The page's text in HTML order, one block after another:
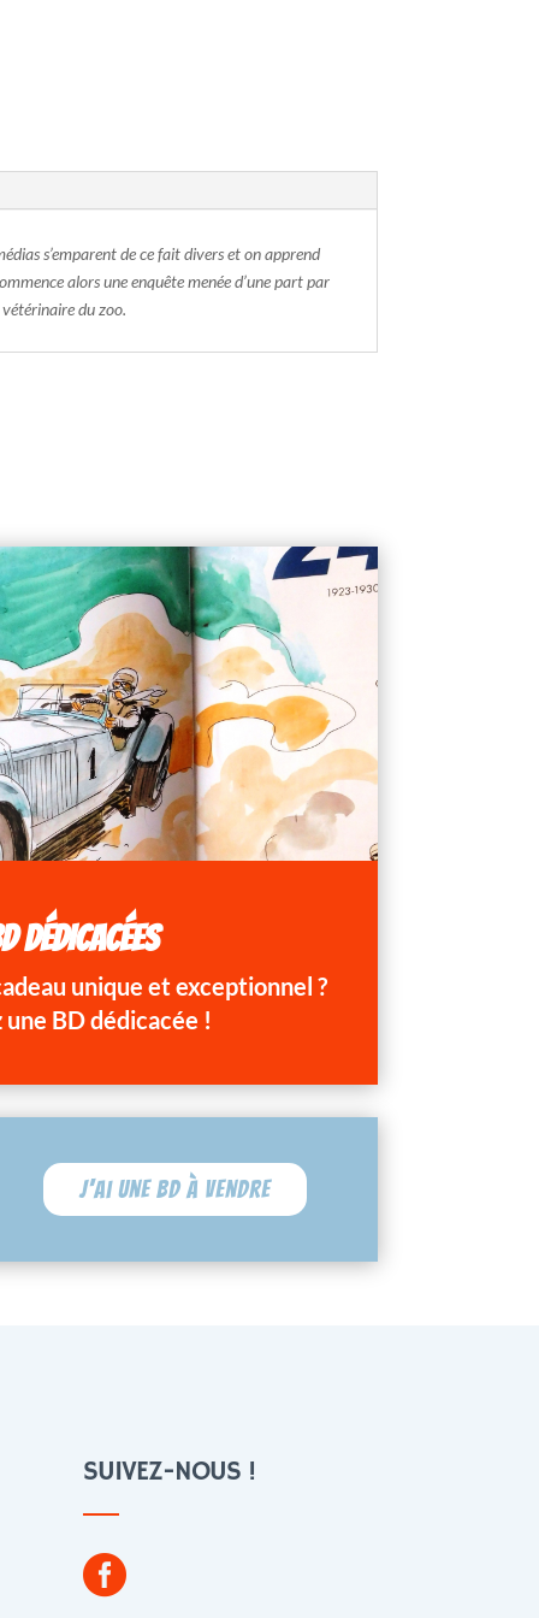
s’emparent de ce fait divers et on apprend
alors une enquête menée d’une part par
du zoo.
DÉDICACÉES
unique et exceptionnel ?
BD dédicacée !
J'ai une BD à vendre
SUIVEZ-NOUS !
